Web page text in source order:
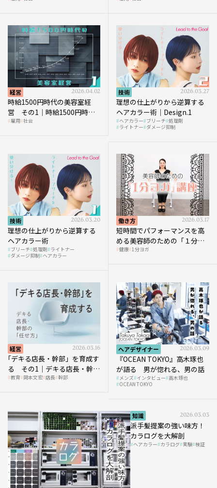
経営 2026.04.02
時給1500円時代の美容室経
営 その1｜時給1500円時代
へ向かう社会的背景
雇用 社会
技術 2026.03.27
理想の仕上がりから逆算する
ヘアカラー術｜Design.1
ヘアカラー ブリーチ 処理剤
ライトナー ダメージ抑制
技術 2026.03.20
理想の仕上がりから逆算する
ヘアカラー術
ブリーチ 処理剤 ライトナー
ダメージ抑制 ヘアカラー
働き方 2026.03.17
短時間でパフォーマンスを高
める美容師のための「１分ヨ
ガ」講座｜実践編
健康 1分ヨガ
経営 2026.03.16
｢デキる店長・幹部」を育成す
る その1｜デキる店長・幹部
の「任せ方」
教育 岡本文宏 店長 幹部
ヘアデザイナー 2026.03.09
『OCEAN TOKYO』高木琢也
が語る 男が惚れる、男の話
メンズ インタビュー 高木琢也
OCEAN TOKYO
知識 2026.03.03
派手髪提案の強い味方！
カラログを大解剖
ヘアカラー カラログ 実験 検証